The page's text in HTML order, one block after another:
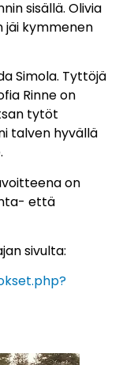
sisällä. Olivia
jäi kymmenen
Simola. Tyttöjä
Rinne on
tytöt
talven hyvällä
on
että
sivulta: